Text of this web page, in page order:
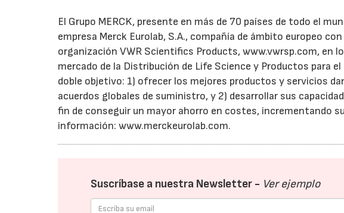
El Grupo MERCK, presente en más de 70 países de todo el
empresa Merck Eurolab, S.A., compañía de ámbito europeo
organización VWR Scientifics Products, www.vwrsp.com, en
mercado de la Distribución de Life Science y Productos para
doble objetivo: 1) ofrecer los mejores productos y servicios
acuerdos globales de suministro, y 2) desarrollar sus
fin de conseguir un mayor ahorro en costes, incrementando
información: www.merckeurolab.com.
Suscríbase a nuestra Newsletter - Ver ejemplo